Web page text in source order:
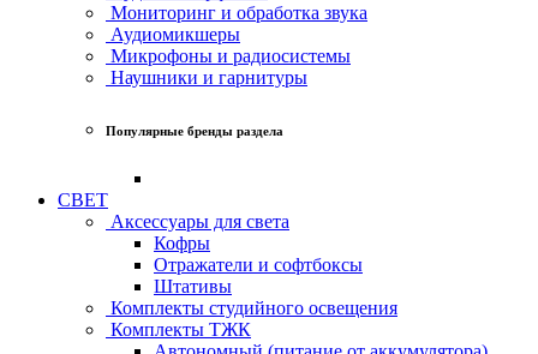
Мониторинг и обработка звука
Аудиомикшеры
Микрофоны и радиосистемы
Наушники и гарнитуры
Популярные бренды раздела
СВЕТ
Аксессуары для света
Кофры
Отражатели и софтбоксы
Штативы
Комплекты студийного освещения
Комплекты ТЖК